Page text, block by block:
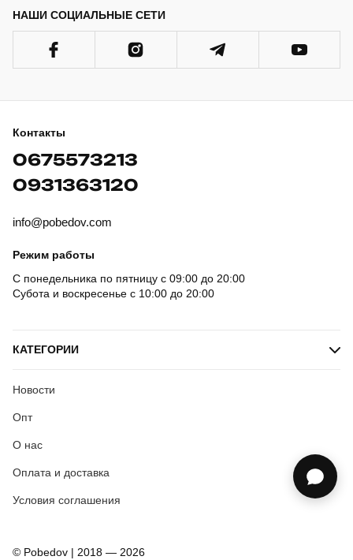
НАШИ СОЦИАЛЬНЫЕ СЕТИ
Контакты
0675573213
0931363120
info@pobedov.com
Режим работы
С понедельника по пятницу с 09:00 до 20:00
Субота и воскресенье с 10:00 до 20:00
КАТЕГОРИИ
Новости
Опт
О нас
Оплата и доставка
Условия соглашения
© Pobedov | 2018 — 2026